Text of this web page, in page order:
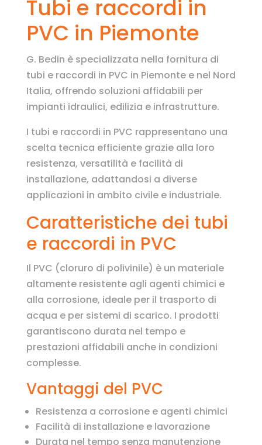
Tubi e raccordi in
PVC in Piemonte
G. Bedin è specializzata nella fornitura di
tubi e raccordi in PVC in Piemonte e nel Nord
Italia, offrendo soluzioni affidabili per
impianti idraulici, edilizia e infrastrutture.
I tubi e raccordi in PVC rappresentano una
scelta tecnica efficiente grazie alla loro
resistenza, versatilità e facilità di
installazione, adattandosi a diverse
applicazioni in ambito civile e industriale.
Caratteristiche dei tubi
e raccordi in PVC
Il PVC (cloruro di polivinile) è un materiale
altamente resistente agli agenti chimici e
alla corrosione, ideale per il trasporto di
acqua e per sistemi di scarico. I prodotti
garantiscono durata nel tempo e
prestazioni affidabili anche in condizioni
complesse.
Vantaggi del PVC
Resistenza a corrosione e agenti chimici
Facilità di installazione e lavorazione
Durata nel tempo senza manutenzione